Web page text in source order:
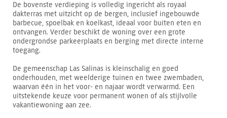
De bovenste verdieping is volledig ingericht als royaal
dakterras met uitzicht op de bergen, inclusief ingebouwde
barbecue, spoelbak en koelkast, ideaal voor buiten eten en
ontvangen. Verder beschikt de woning over een grote
ondergrondse parkeerplaats en berging met directe interne
toegang.
De gemeenschap Las Salinas is kleinschalig en goed
onderhouden, met weelderige tuinen en twee zwembaden,
waarvan één in het voor- en najaar wordt verwarmd. Een
uitstekende keuze voor permanent wonen of als stijlvolle
vakantiewoning aan zee.